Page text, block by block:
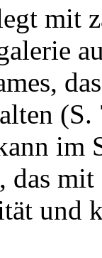
mit
im
das
und